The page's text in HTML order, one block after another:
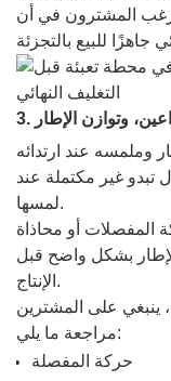
المشترون في أن
وتوازن الإطار
تبدو غير مكتملة عند
لمسها.
المفصلات أو محاذاة
الإطار بشكل واضح قبل
الإنتاج.
ينبغي على المشترين
مراجعة ما يلي:
حركة المفصلة